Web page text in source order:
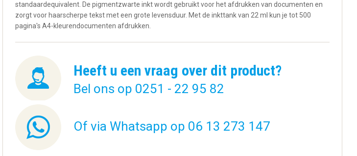
drie-
561XL ValueP...
inktcartridge 4 s...
standaardequivalent. De pigmentzwarte inkt wordt gebruikt voor het afdrukken van documenten en
zorgt voor haarscherpe tekst met een grote levensduur. Met de inkttank van 22 ml kun je tot 500
pagina's A4-kleurendocumenten afdrukken.
Heeft u een vraag over dit product?
Bel ons op 0251 - 22 95 82
Of via Whatsapp op 06 13 273 147